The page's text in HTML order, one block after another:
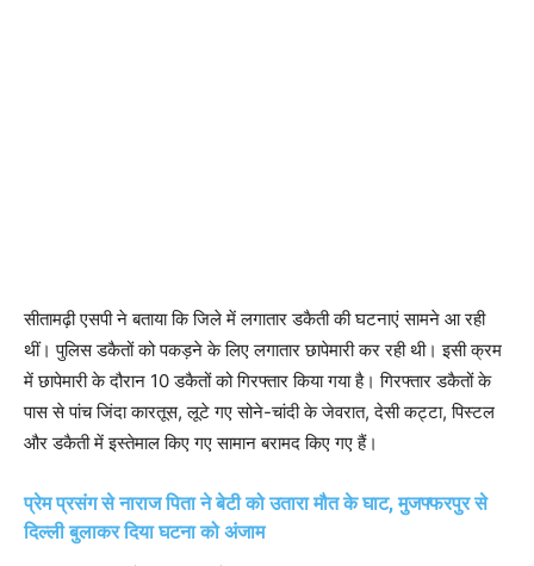
सीतामढ़ी एसपी ने बताया कि जिले में लगातार डकैती की घटनाएं सामने आ रही
थीं। पुलिस डकैतों को पकड़ने के लिए लगातार छापेमारी कर रही थी। इसी क्रम
में छापेमारी के दौरान 10 डकैतों को गिरफ्तार किया गया है। गिरफ्तार डकैतों के
पास से पांच जिंदा कारतूस, लूटे गए सोने-चांदी के जेवरात, देसी कट्टा, पिस्टल
और डकैती में इस्तेमाल किए गए सामान बरामद किए गए हैं।
प्रेम प्रसंग से नाराज पिता ने बेटी को उतारा मौत के घाट, मुजफ्फरपुर से
दिल्ली बुलाकर दिया घटना को अंजाम